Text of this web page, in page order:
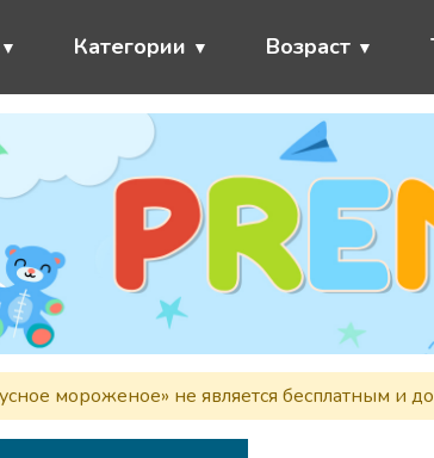
Категории Возраст
мороженое» не является бесплатным и